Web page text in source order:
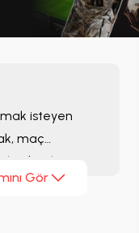
isteyen
maç
biridir.
sezon
Gör